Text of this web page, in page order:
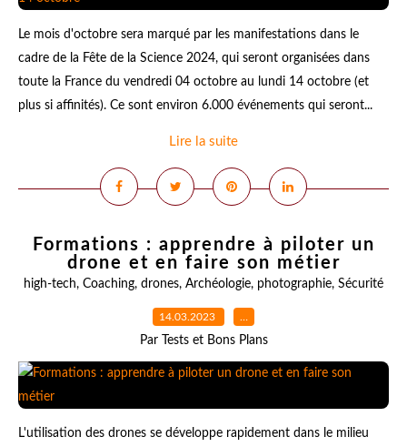
Le mois d'octobre sera marqué par les manifestations dans le
cadre de la Fête de la Science 2024, qui seront organisées dans
toute la France du vendredi 04 octobre au lundi 14 octobre (et
plus si affinités). Ce sont environ 6.000 événements qui seront...
Lire la suite
Formations : apprendre à piloter un
drone et en faire son métier
high-tech, Coaching, drones, Archéologie, photographie, Sécurité
14.03.2023 …
Par Tests et Bons Plans
L'utilisation des drones se développe rapidement dans le milieu